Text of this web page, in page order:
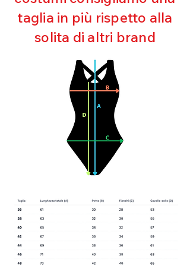
Asciugatura rapida
Bielastico
taglia in più rispetto alla
solita di altri brand